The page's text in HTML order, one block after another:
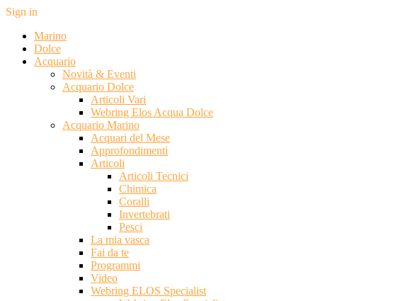
Sign in
Marino
Dolce
Acquario
Novità & Eventi
Acquario Dolce
Articoli Vari
Webring Elos Acqua Dolce
Acquario Marino
Acquari del Mese
Approfondimenti
Articoli
Articoli Tecnici
Chimica
Coralli
Invertebrati
Pesci
La mia vasca
Fai da te
Programmi
Video
Webring ELOS Specialist